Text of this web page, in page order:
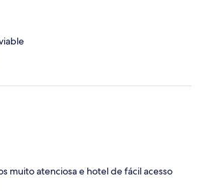
muito atenciosa e hotel de fácil acesso